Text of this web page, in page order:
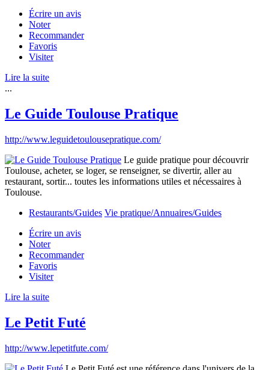
Écrire un avis
Noter
Recommander
Favoris
Visiter
Lire la suite
...
Le Guide Toulouse Pratique
http://www.leguidetoulousepratique.com/
Le guide pratique pour découvrir
Toulouse, acheter, se loger, se renseigner, se divertir, aller au
restaurant, sortir... toutes les informations utiles et nécessaires à
Toulouse.
Restaurants/Guides Vie pratique/Annuaires/Guides
Écrire un avis
Noter
Recommander
Favoris
Visiter
Lire la suite
Le Petit Futé
http://www.lepetitfute.com/